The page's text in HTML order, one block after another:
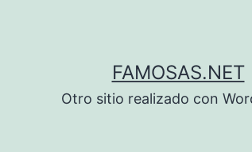
FAMOSAS.NET
Otro sitio realizado con